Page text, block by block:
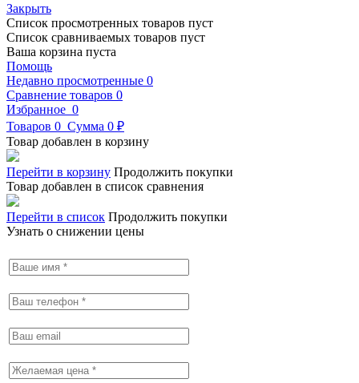
Закрыть
Список просмотренных товаров пуст
Список сравниваемых товаров пуст
Ваша корзина пуста
Помощь
Недавно просмотренные 0
Сравнение товаров 0
Избранное 0
Товаров 0 Сумма 0 ₽
Товар добавлен в корзину
Перейти в корзину Продолжить покупки
Товар добавлен в список сравнения
Перейти в список Продолжить покупки
Узнать о снижении цены